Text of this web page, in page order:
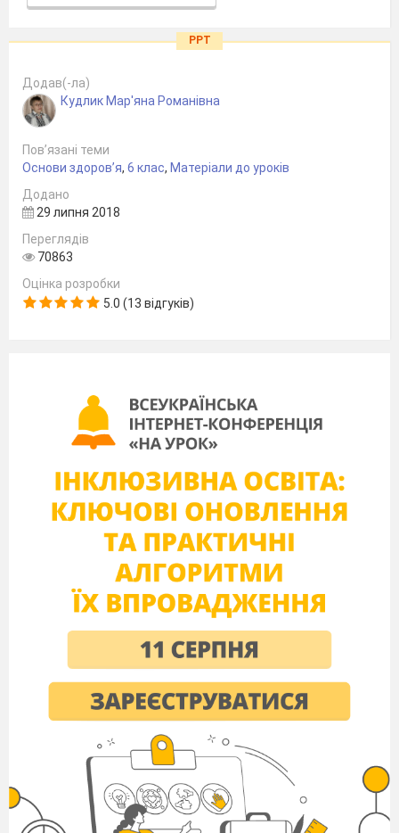
PPT
Додав(-ла)
Кудлик Мар'яна Романівна
Пов’язані теми
Основи здоров’я, 6 клас, Матеріали до уроків
Додано
29 липня 2018
Переглядів
70863
Оцінка розробки
5.0 (13 відгуків)